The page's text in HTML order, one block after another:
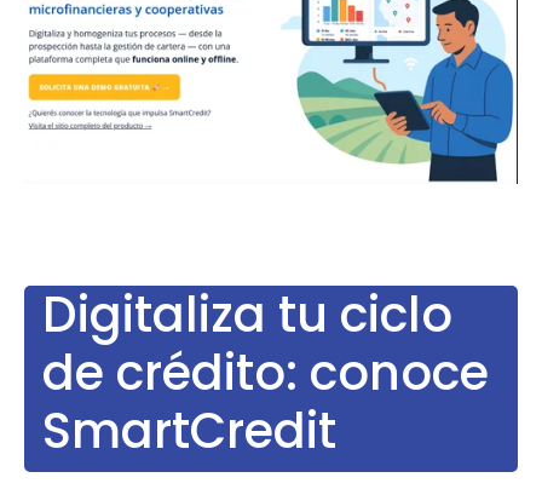
Digitaliza tu ciclo
de crédito: conoce
SmartCredit